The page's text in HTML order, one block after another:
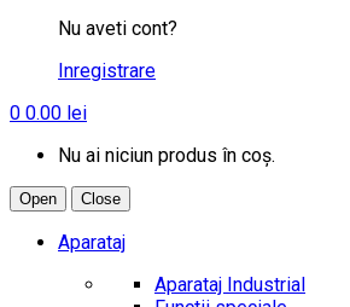
Nu aveti cont?
Inregistrare
0 0.00 lei
Nu ai niciun produs în coș.
Open Close
Aparataj
Aparataj Industrial